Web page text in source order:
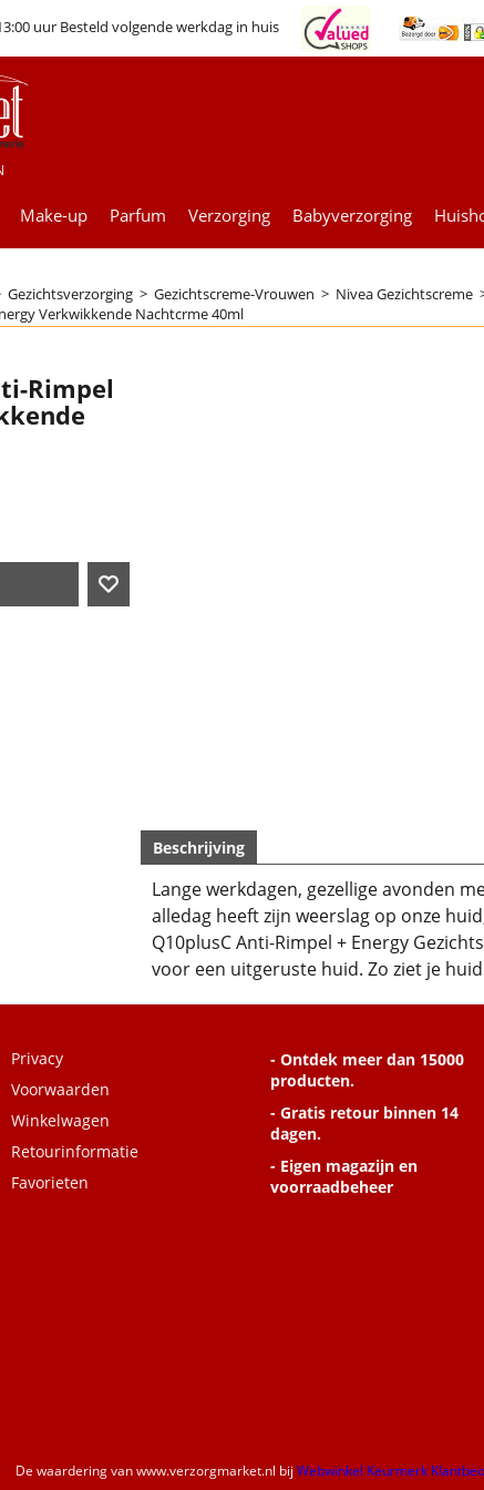
uur Besteld volgende werkdag in huis
Make-up Parfum Verzorging Babyverzorging
Gezichtsverzorging > Gezichtscreme-Vrouwen > Nivea Gezichtscreme
Verkwikkende Nachtcrme 40ml
Rimpel
Beschrijving
Lange werkdagen, gezellige avonden
alledag heeft zijn weerslag op onze
Q10plusC Anti-Rimpel + Energy
voor een uitgeruste huid. Zo ziet je
Privacy
Voorwaarden
Winkelwagen
Retourinformatie
Favorieten
- Ontdek meer dan 15000
producten.
- Gratis retour binnen 14
dagen.
- Eigen magazijn en
voorraadbeheer
De waardering vanwww.verzorgmarket.nl bij Webwinkel Keurmerk